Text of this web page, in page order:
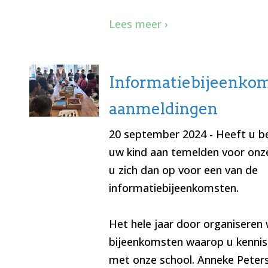
Lees meer ›
aanmeldingen
20 september 2024- Heeft u
uw kind aan temelden voor
u zich dan op voor een van de
informatiebijeenkomsten.
Het hele jaar door organiseren
bijeenkomsten waarop u
met onze school. Anneke